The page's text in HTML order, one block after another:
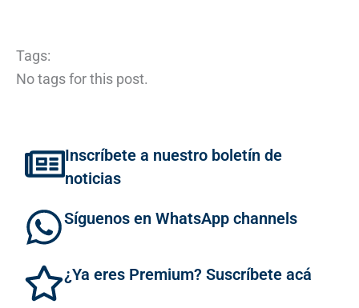
Tags:
No tags for this post.
Inscríbete a nuestro boletín de
noticias
Síguenos en WhatsApp channels
¿Ya eres Premium? Suscríbete acá